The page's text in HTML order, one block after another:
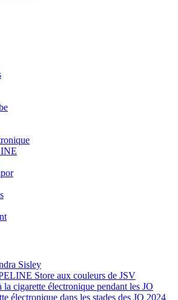
Sisley
Store aux couleurs de JSV
la cigarette électronique pendant les JO
électronique dans les stades des JO 2024